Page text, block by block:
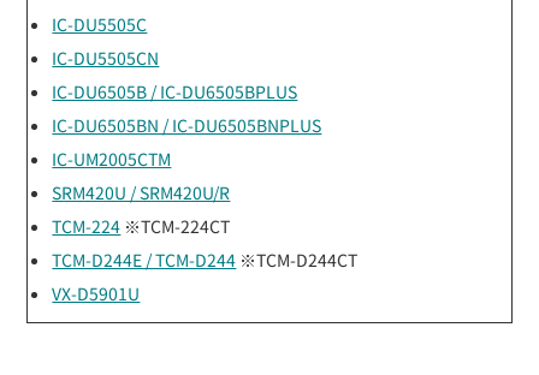
IC-DU5505C
IC-DU5505CN
IC-DU6505B / IC-DU6505BPLUS
IC-DU6505BN / IC-DU6505BNPLUS
IC-UM2005CTM
SRM420U / SRM420U/R
TCM-224 ※TCM-224CT
TCM-D244E / TCM-D244 ※TCM-D244CT
VX-D5901U